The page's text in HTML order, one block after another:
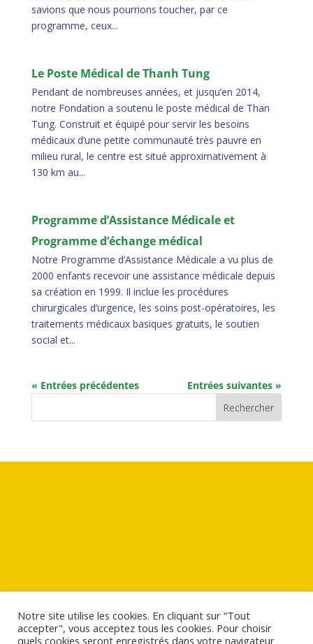
savions que nous pourrions toucher, par ce
programme, ceux...
Le Poste Médical de Thanh Tung
Pendant de nombreuses années, et jusqu’en 2014,
notre Fondation a soutenu le poste médical de Than
Tung. Construit et équipé pour servir les besoins
médicaux d’une petite communauté très pauvre en
milieu rural, le centre est situé approximativement à
130 km au...
Programme d’Assistance Médicale et
Programme d’échange médical
Notre Programme d’Assistance Médicale a vu plus de
2000 enfants recevoir une assistance médicale depuis
sa création en 1999. Il inclue les procédures
chirurgicales d’urgence, les soins post-opératoires, les
traitements médicaux basiques gratuits, le soutien
social et...
« Entrées précédentes
Entrées suivantes »
Rechercher
Notre site utilise les cookies. En cliquant sur “Tout
accepter", vous acceptez tous les cookies. Pour choisir
quels cookies seront enregistrés dans votre navigateur